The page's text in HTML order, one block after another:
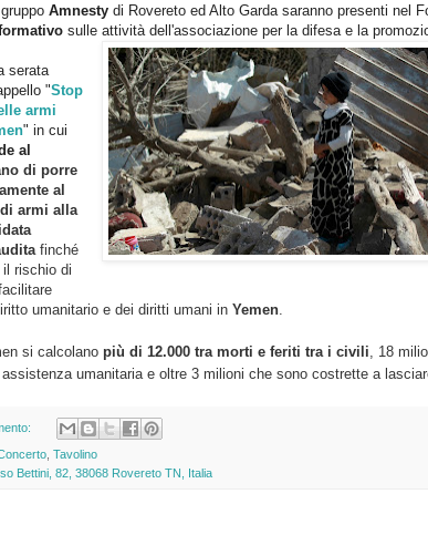
Amnesty di Rovereto ed Alto Garda saranno presenti nel
sulle attività dell'associazione per la difesa e la
serata
"Stop
armi
" in cui
al
di porre
al
armi alla
finché
rischio di
umanitario e dei diritti umani in Yemen
si calcolano più di 12.000 tra morti e feriti tra i civili , 18
umanitaria e oltre 3 milioni che sono costrette a
Tavolino
Bettini, 82, 38068 Rovereto TN, Italia